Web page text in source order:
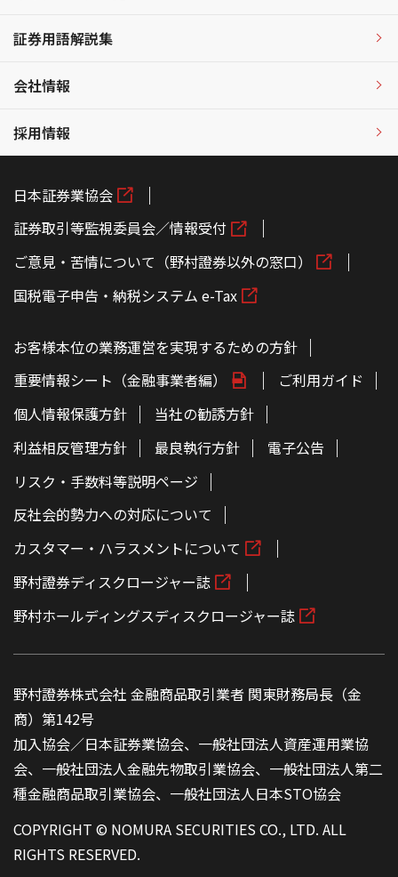
証券用語解説集
会社情報
採用情報
日本証券業協会
証券取引等監視委員会／情報受付
ご意見・苦情について（野村證券以外の窓口）
国税電子申告・納税システム e-Tax
お客様本位の業務運営を実現するための方針
重要情報シート（金融事業者編）
ご利用ガイド
個人情報保護方針
当社の勧誘方針
利益相反管理方針
最良執行方針
電子公告
リスク・手数料等説明ページ
反社会的勢力への対応について
カスタマー・ハラスメントについて
野村證券ディスクロージャー誌
野村ホールディングスディスクロージャー誌
野村證券株式会社 金融商品取引業者 関東財務局長（金
商）第142号
加入協会／日本証券業協会、一般社団法人資産運用業協
会、一般社団法人金融先物取引業協会、一般社団法人第二
種金融商品取引業協会、一般社団法人日本STO協会
COPYRIGHT © NOMURA SECURITIES CO., LTD. ALL
RIGHTS RESERVED.